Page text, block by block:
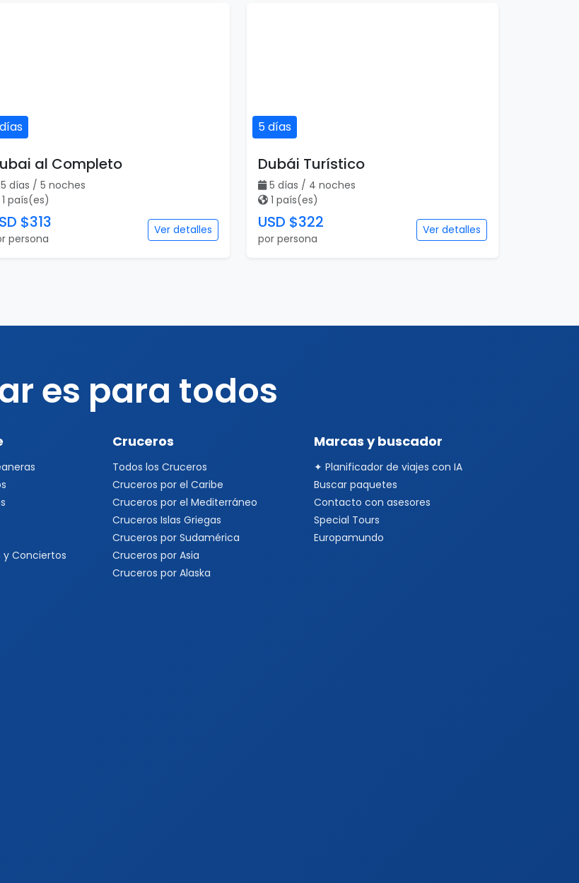
al Completo
5 días / 5 noches
1 país(es)
$313
persona
Ver detalles
5 días
Dubái Turístico
5 días / 4 noches
1 país(es)
USD $322
por persona
Ver detalles
es para todos
y Conciertos
Cruceros
Todos los Cruceros
Cruceros por el Caribe
Cruceros por el Mediterráneo
Cruceros Islas Griegas
Cruceros por Sudamérica
Cruceros por Asia
Cruceros por Alaska
Marcas y buscador
✦ Planificador de viajes con IA
Buscar paquetes
Contacto con asesores
Special Tours
Europamundo